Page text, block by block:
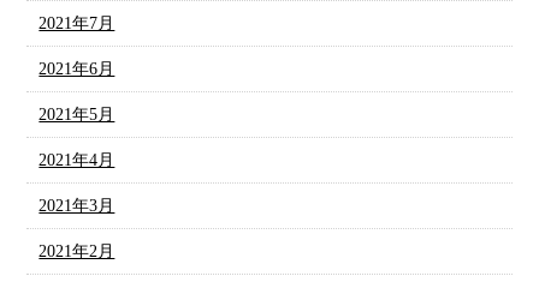
2021年7月
2021年6月
2021年5月
2021年4月
2021年3月
2021年2月